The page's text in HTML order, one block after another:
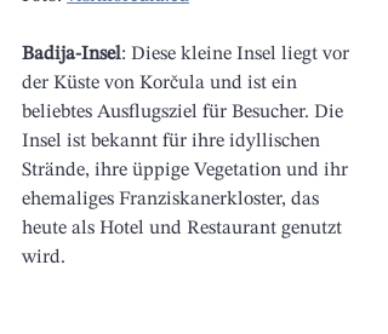
Badija-Insel: Diese kleine Insel liegt vor
der Küste von Korčula und ist ein
beliebtes Ausflugsziel für Besucher. Die
Insel ist bekannt für ihre idyllischen
Strände, ihre üppige Vegetation und ihr
ehemaliges Franziskanerkloster, das
heute als Hotel und Restaurant genutzt
wird.